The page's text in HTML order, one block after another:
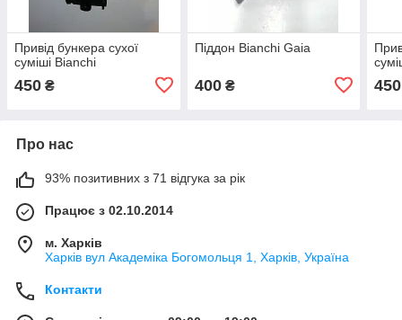
Привід бункера сухої
суміші Bianchi
450 ₴
Піддон Bianchi Gaia
400₴ 450
Про нас
93% позитивних з 71 відгука за рік
Працює з 02.10.2014
м. Харків
Харків вул Академіка Богомольця 1, Харків, Україна
Контакти